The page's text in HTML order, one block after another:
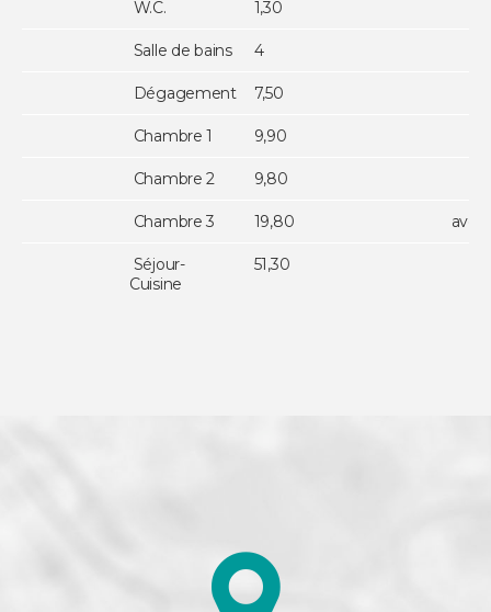
W.C. 1,30
Salle de bains 4
Dégagement 7,50
Chambre 1 9,90
Chambre 2 9,80
Chambre 3 19,80 avec
Séjour-
Cuisine
51,30